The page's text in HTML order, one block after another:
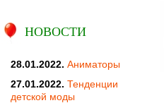
НОВОСТИ
28.01.2022. Аниматоры
27.01.2022. Тенденции
детской моды